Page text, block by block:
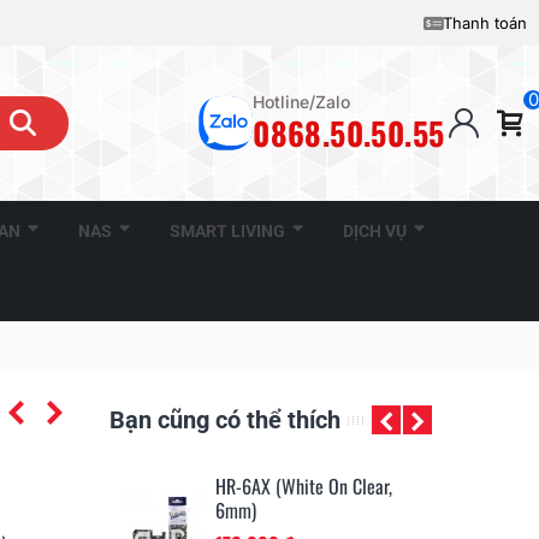
Thanh toán
Hotline/Zalo
0868.50.50.55
0
NAS SMART LIVING DỊCH VỤ
Bạn cũng có thể thích
On Yellow,
HR-6AX (White On Clear,
6mm)